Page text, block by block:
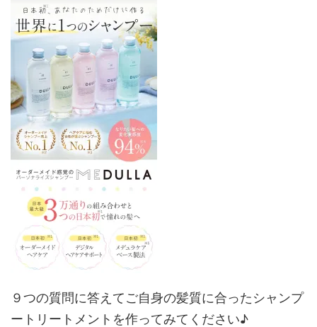
９つの質問に答えてご自身の髪質に合ったシャンプ
ートリートメントを作ってみてください♪